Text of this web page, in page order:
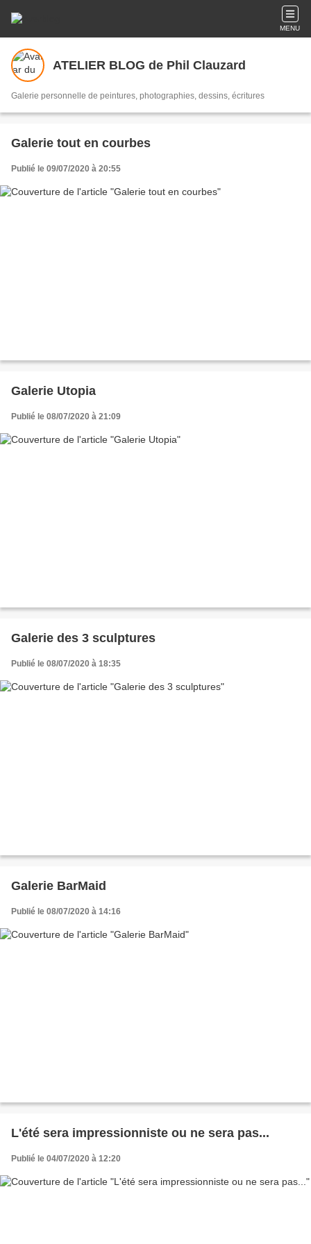
MENU
ATELIER BLOG de Phil Clauzard
Galerie personnelle de peintures, photographies, dessins, écritures
Galerie tout en courbes
Publié le 09/07/2020 à 20:55
Galerie Utopia
Publié le 08/07/2020 à 21:09
Galerie des 3 sculptures
Publié le 08/07/2020 à 18:35
Galerie BarMaid
Publié le 08/07/2020 à 14:16
L'été sera impressionniste ou ne sera pas...
Publié le 04/07/2020 à 12:20